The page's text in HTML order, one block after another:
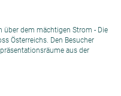
über dem mächtigen Strom - Die
Österreichs. Den Besucher
aus der